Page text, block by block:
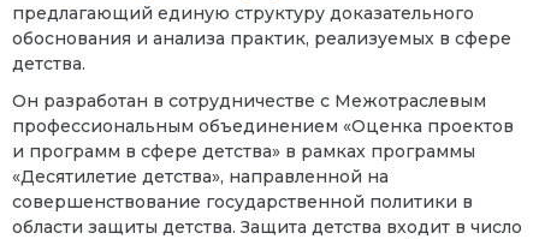
предлагающий единую структуру доказательного
обоснования и анализа практик, реализуемых в сфере
детства.
Он разработан в сотрудничестве с Межотраслевым
профессиональным объединением «Оценка проектов
и программ в сфере детства» в рамках программы
«Десятилетие детства», направленной на
совершенствование государственной политики в
области защиты детства. Защита детства входит в число